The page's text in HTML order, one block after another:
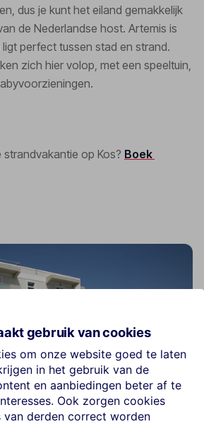
dus je kunt het eiland gemakkelijk
de Nederlandse host. Artemis is
perfect tussen stad en strand.
zich hier volop, met een speeltuin,
op Kos? Boek
gebruik van cookies
om onze website goed te laten
in het gebruik van de
en aanbiedingen beter af te
Ook zorgen cookies
derden correct worden